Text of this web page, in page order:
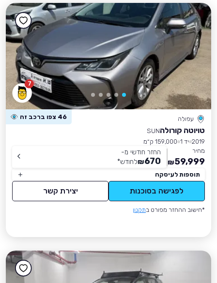
7
עפולה 46 צפו ברכב זה
טויוטה קורולהSUN
2019 יד 1
159,000 ק״מ
מחיר
59,999
₪
החזר חודשי מ-
670
₪לחודש*
תוספות לעיסקה
לפגישה בסוכנות יצירת קשר
*חישוב ההחזר מפורט בתקנון